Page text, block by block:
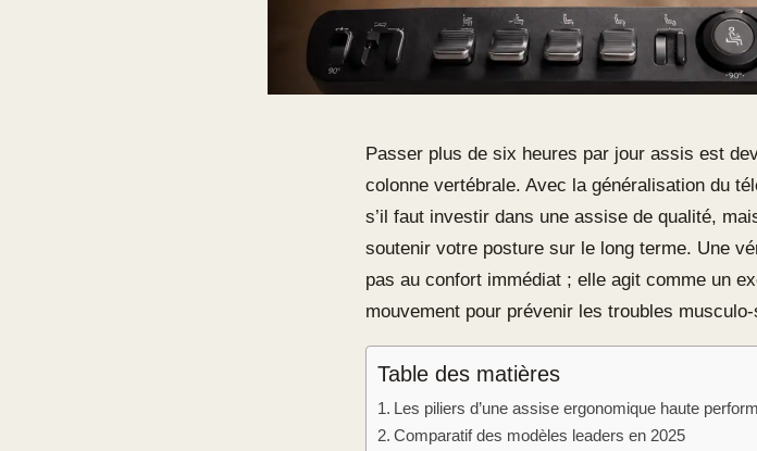
Passer plus de six heures par jour assis est
colonne vertébrale. Avec la généralisation du
s’il faut investir dans une assise de qualité,
soutenir votre posture sur le long terme. Une
pas au confort immédiat ; elle agit comme un
mouvement pour prévenir les troubles
Table des matières
Les piliers d’une assise ergonomique haute
Comparatif des modèles leaders en 2025